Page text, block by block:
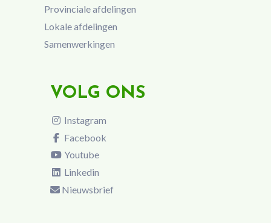
Provinciale afdelingen
Lokale afdelingen
Samenwerkingen
VOLG ONS
Instagram
Facebook
Youtube
Linkedin
Nieuwsbrief